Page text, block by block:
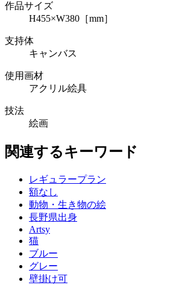
作品サイズ
H455×W380［mm］
支持体
キャンバス
使用画材
アクリル絵具
技法
絵画
関連するキーワード
レギュラープラン
額なし
動物・生き物の絵
長野県出身
Artsy
猫
ブルー
グレー
壁掛け可